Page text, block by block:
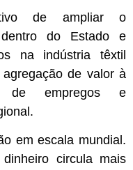
de ampliar o
dentro do Estado e
na indústria têxtil
de valor à
de empregos e
em escala mundial.
circula mais